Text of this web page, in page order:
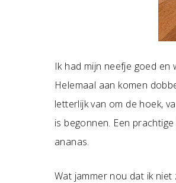
Ik had mijn neefje goed
Helemaal aan komen
letterlijk van om de hoek,
is begonnen. Een
ananas.
Wat jammer nou dat ik